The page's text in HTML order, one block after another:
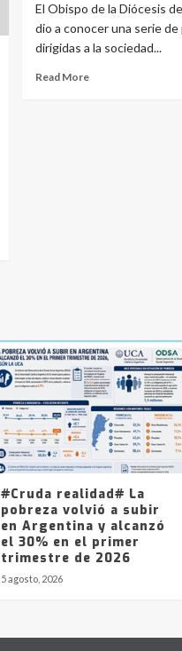
El Obispo de la Diócesis
dio a conocer una serie
dirigidas a la sociedad...
Read More
#Cruda realidad# La
pobreza volvió a subir
en Argentina y alcanzó
el 30% en el primer
trimestre de 2026
5 agosto, 2026